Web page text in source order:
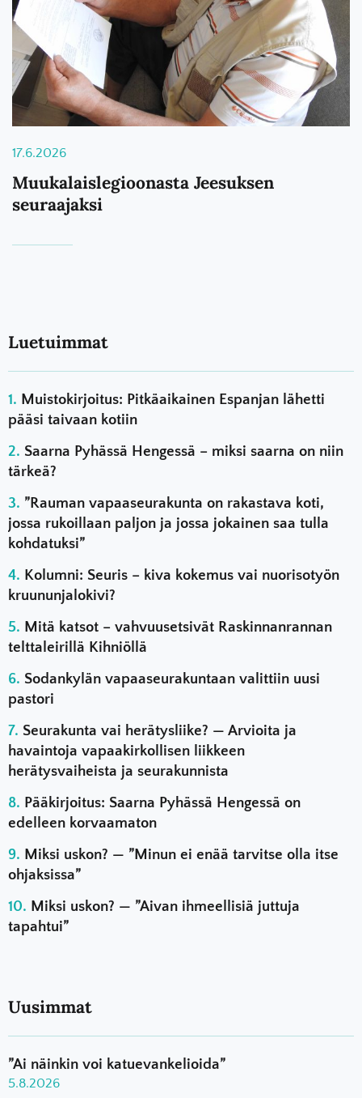
17.6.2026
Muukalaislegioonasta Jeesuksen
seuraajaksi
Luetuimmat
Muistokirjoitus: Pitkäaikainen Espanjan lähetti
pääsi taivaan kotiin
Saarna Pyhässä Hengessä – miksi saarna on niin
tärkeä?
”Rauman vapaaseurakunta on rakastava koti,
jossa rukoillaan paljon ja jossa jokainen saa tulla
kohdatuksi”
Kolumni: Seuris – kiva kokemus vai nuorisotyön
kruununjalokivi?
Mitä katsot – vahvuusetsivät Raskinnanrannan
telttaleirillä Kihniöllä
Sodankylän vapaaseurakuntaan valittiin uusi
pastori
Seurakunta vai herätysliike? — Arvioita ja
havaintoja vapaakirkollisen liikkeen
herätysvaiheista ja seurakunnista
Pääkirjoitus: Saarna Pyhässä Hengessä on
edelleen korvaamaton
Miksi uskon? — ”Minun ei enää tarvitse olla itse
ohjaksissa”
Miksi uskon? — ”Aivan ihmeellisiä juttuja
tapahtui”
Uusimmat
”Ai näinkin voi katuevankelioida”
5.8.2026